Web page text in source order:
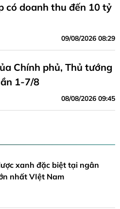
có doanh thu đến 10 tỷ
09/08/2026 08:29
Chính phủ, Thủ tướng
1-7/8
08/08/2026 09:45
xanh đặc biệt tại ngân
nhất VIệt Nam